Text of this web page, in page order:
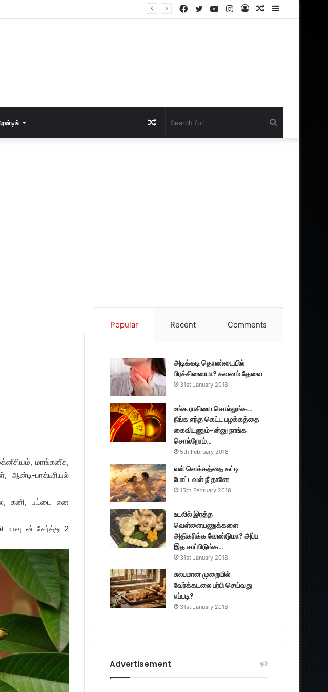
Sidebar
Random
Log
Instagram
YouTube
Twitter
Facebook
Random
மாங்கனீசு,
ஆன்டி-பாக்டீரியல்
கனி, பட்டை என
சேர்த்து 2
Popular Recent Comments
அடிக்கடி தொண்டையில்
பிரச்சினையா? கவனம் தேவை
31st January 2018
உங்க ராசியை சொல்லுங்க…
நீங்க எந்த கெட்ட பழக்கத்தை
கைவிடணும்-ன்னு நாங்க
சொல்றோம்…
5th February 2018
என் வெக்கத்தை கட்டி
போட்டவள் நீ தானே
15th February 2018
உடலில் இரத்த
வெள்ளையணுக்களை
அதிகரிக்க வேண்டுமா? அப்ப
இத சாப்பிடுங்க…
31st January 2018
சுலபமான முறையில்
வேர்க்கடலை பர்பி செய்வது
எப்படி?
31st January 2018
Advertisement